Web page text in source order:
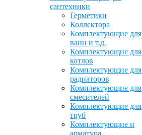
сантехники
Герметики
Коллектора
Комплектующие для
ванн и т.д.
Комплектующие для
котлов
Комплектующие для
радиаторов
Комплектующие для
смесителей
Комплектующие для
труб
Комплектующие и
арматура